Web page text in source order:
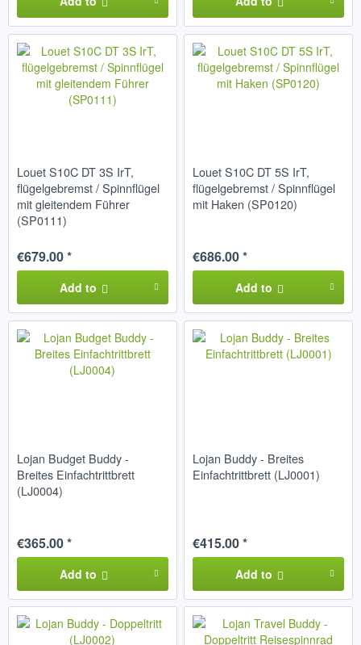
Louet S10C DT 3S IrT,
flügelgebremst / Spinnflügel
mit gleitendem Führer
(SP0111)
€679.00 *
Add to
Louet S10C DT 5S IrT,
flügelgebremst / Spinnflügel
mit Haken (SP0120)
€686.00 *
Add to
Lojan Budget Buddy -
Breites Einfachtrittbrett
(LJ0004)
€365.00 *
Add to
Lojan Buddy - Breites
Einfachtrittbrett (LJ0001)
€415.00 *
Add to